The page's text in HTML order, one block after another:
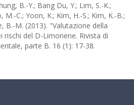
B.-Y.; Bang Du, Y.; Lim, S.-K.;
M.-C.; Yoon, K.; Kim, H.-S.; Kim, K.-B.;
B.-M. (2013). "Valutazione della
rischi del D-Limonene. Rivista di
parte B. 16 (1): 17-38.